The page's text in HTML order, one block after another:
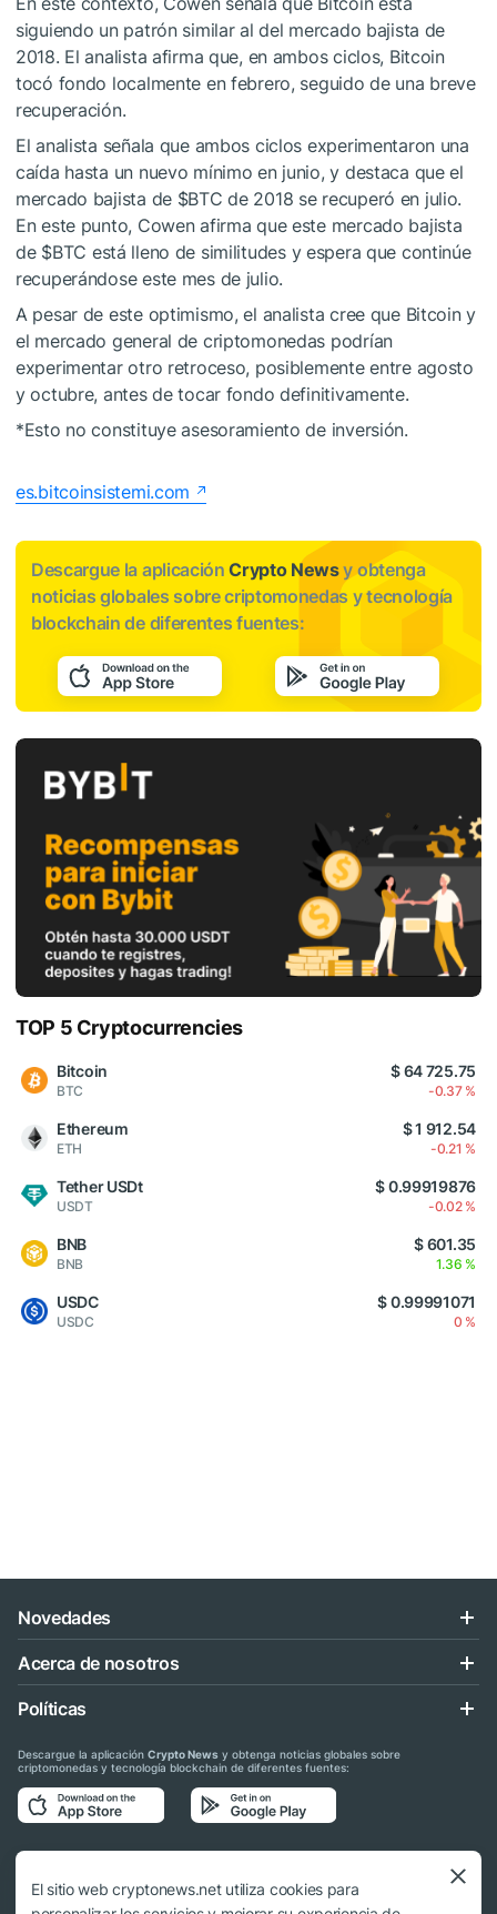
siguiendo un patrón similar al del mercado bajista de
2018. El analista afirma que, en ambos ciclos, Bitcoin
tocó fondo localmente en febrero, seguido de una breve
recuperación.
El analista señala que ambos ciclos experimentaron una
caída hasta un nuevo mínimo en junio, y destaca que el
mercado bajista de $BTC de 2018 se recuperó en julio.
En este punto, Cowen afirma que este mercado bajista
de $BTC está lleno de similitudes y espera que continúe
recuperándose este mes de julio.
A pesar de este optimismo, el analista cree que Bitcoin y
el mercado general de criptomonedas podrían
experimentar otro retroceso, posiblemente entre agosto
y octubre, antes de tocar fondo definitivamente.
*Esto no constituye asesoramiento de inversión.
es.bitcoinsistemi.com
Descargue la aplicaciónCrypto Newsy obtenga
noticias globales sobre criptomonedas y tecnología
blockchain de diferentes fuentes:
TOP 5 Cryptocurrencies
Bitcoin
BTC
$ 64 725.75
-0.37 %
Ethereum
ETH
$ 1 912.54
-0.21 %
Tether USDt
USDT
$ 0.99919876
-0.02 %
BNB
BNB
$ 601.35
1.36 %
USDC
USDC
$ 0.99991071
0 %
Novedades
Acerca de nosotros
Políticas
Descargue la aplicación Crypto News y obtenga noticias globales sobre
criptomonedas y tecnología blockchain de diferentes fuentes:
Síganos en las redes sociales
El sitio web cryptonews.net utiliza cookies para